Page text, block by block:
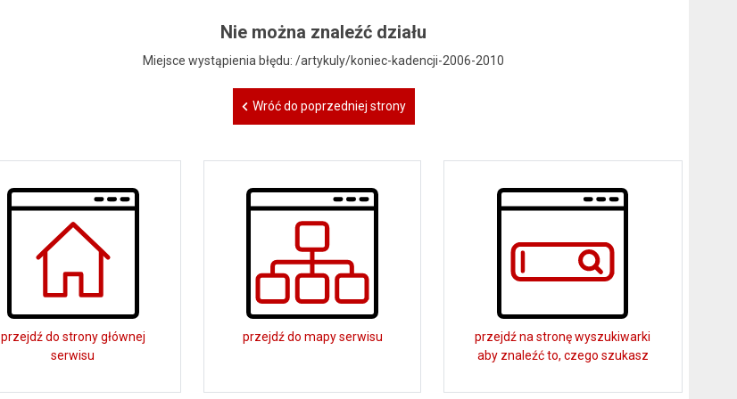
Nie można znaleźć działu
Miejsce wystąpienia błędu: /artykuly/koniec-kadencji-2006-2010
Wróć do poprzedniej strony
przejdź do strony głównej
serwisu
przejdź do mapy serwisu
przejdź na stronę wyszukiwarki
aby znaleźć to, czego szukasz